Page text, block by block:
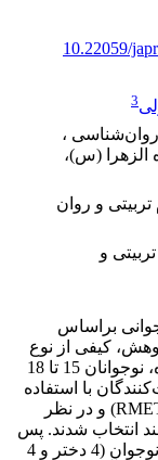
10.22059/
3
،
الزهرا (س)،
و روان
و
براساس
کیفی از نوع
پدیدارشناسی توصیفی بود. جامعۀ مطالعه‌شده، نوجوانان 15 تا 18
بودند. مشارکت‌کنندگان با استفاده
از آزمون ذهن‌خوانی از روی تصاویر چشم‌ها (RMET) و در نظر
انتخاب شدند. پس
از اجرای مصاحبۀ عمیق نیمه‌ساختاریافته با 8 نوجوان (4 دختر و 4